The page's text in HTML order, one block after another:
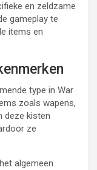
en zeldzame
gameplay te
items en
type in War
zoals wapens,
deze kisten
ze
algemeen